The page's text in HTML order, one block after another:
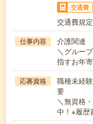
交通費
交通費規
仕事内容
介護関連
＼グルー
指すお年
応募資格
職種未経
要
＼無資格
中！※履歴